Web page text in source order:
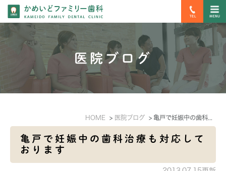
医院ブログ
HOME 医院ブログ
亀戸で妊娠中の歯科治療も対応して
おります